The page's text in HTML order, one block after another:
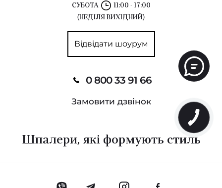
СУБОТА
11:00 - 17:00
(НЕДІЛЯ ВИХІДНИЙ)
Відвідати шоурум
0 800 33 91 66
Замовити дзвінок
Шпалери, які формують стиль